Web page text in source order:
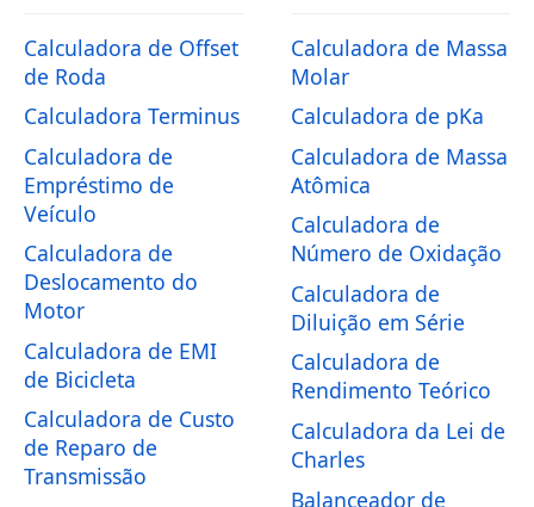
Calculadora de Offset
de Roda
Calculadora Terminus
Calculadora de
Empréstimo de
Veículo
Calculadora de
Deslocamento do
Motor
Calculadora de EMI
de Bicicleta
Calculadora de Custo
de Reparo de
Transmissão
Calculadora de Massa
Molar
Calculadora de pKa
Calculadora de Massa
Atômica
Calculadora de
Número de Oxidação
Calculadora de
Diluição em Série
Calculadora de
Rendimento Teórico
Calculadora da Lei de
Charles
Balanceador de